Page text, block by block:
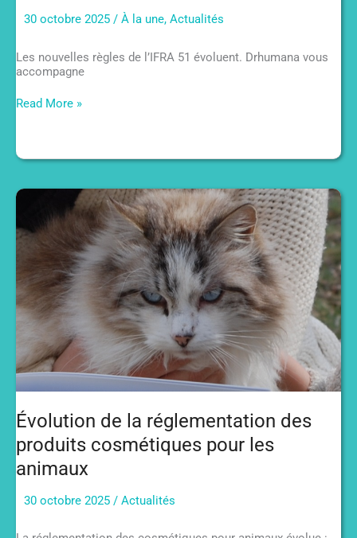
30 octobre 2025 / À la une, Actualités
Les nouvelles règles de l’IFRA 51 évoluent. Drhumana vous
accompagne
IFRA
vigueur
octobre
Read More »
Évolution de la réglementation des
produits cosmétiques pour les
animaux
30 octobre 2025 / Actualités